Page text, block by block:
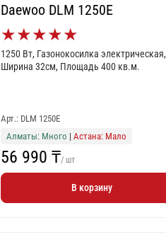
Daewoo DLM 1250E
★★★★★
1250 Вт, Газонокосилка электрическая,
Ширина 32см, Площадь 400 кв.м.
Арт.: DLM 1250E
Алматы: Много |Астана: Мало
56 990 ₸/ шт
В корзину